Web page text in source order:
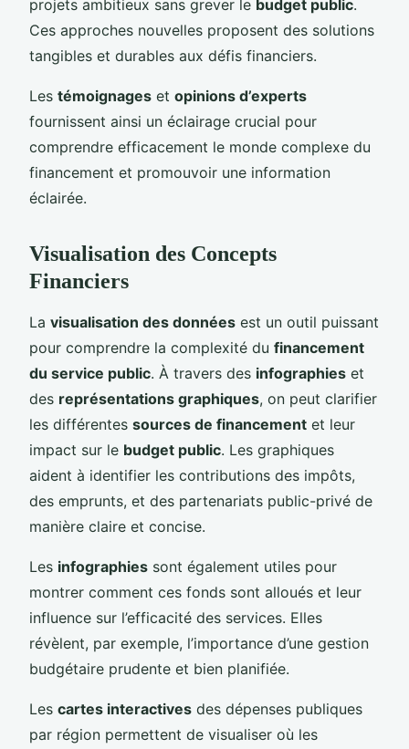
projets ambitieux sans grever le budget public.
Ces approches nouvelles proposent des solutions
tangibles et durables aux défis financiers.
Les témoignages et opinions d’experts
fournissent ainsi un éclairage crucial pour
comprendre efficacement le monde complexe du
financement et promouvoir une information
éclairée.
Visualisation des Concepts
Financiers
La visualisation des données est un outil puissant
pour comprendre la complexité du financement
du service public. À travers des infographies et
des représentations graphiques, on peut clarifier
les différentes sources de financement et leur
impact sur le budget public. Les graphiques
aident à identifier les contributions des impôts,
des emprunts, et des partenariats public-privé de
manière claire et concise.
Les infographies sont également utiles pour
montrer comment ces fonds sont alloués et leur
influence sur l’efficacité des services. Elles
révèlent, par exemple, l’importance d’une gestion
budgétaire prudente et bien planifiée.
Les cartes interactives des dépenses publiques
par région permettent de visualiser où les